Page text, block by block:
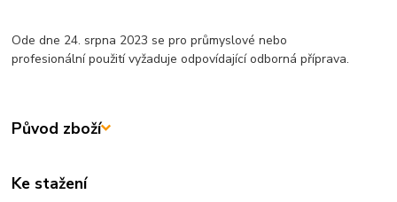
Ode dne 24. srpna 2023 se pro průmyslové nebo
profesionální použití vyžaduje odpovídající odborná příprava.
Původ zboží
Ke stažení